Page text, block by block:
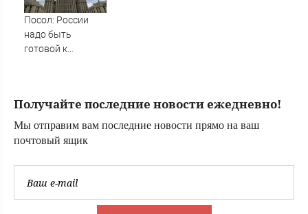
Посол: России
надо быть
готовой к
Получайте последние новости ежедневно!
Мы отправим вам последние новости прямо на ваш
почтовый ящик